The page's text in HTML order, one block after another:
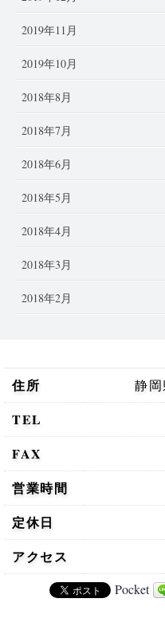
2019年11月
2019年10月
2018年8月
2018年7月
2018年6月
2018年5月
2018年4月
2018年3月
2018年2月
住所 静
TEL
FAX
営業時間
定休日
アクセス
Pocket